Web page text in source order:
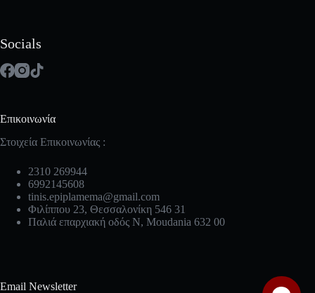
Socials
Επικοινωνία
Στοιχεία Επικοινωνίας :
2310 269944
6992145608
tinis.epiplamema@gmail.com
Φιλίππου 23, Θεσσαλονίκη 546 31
Παλιά επαρχιακή οδός Ν, Moudania 632 00
Email Newsletter